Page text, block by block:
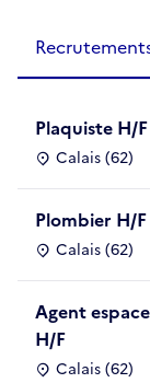
Plaquiste H/F
Calais (62)
Plombier H/F
Calais (62)
Agent
H/F
Calais (62)